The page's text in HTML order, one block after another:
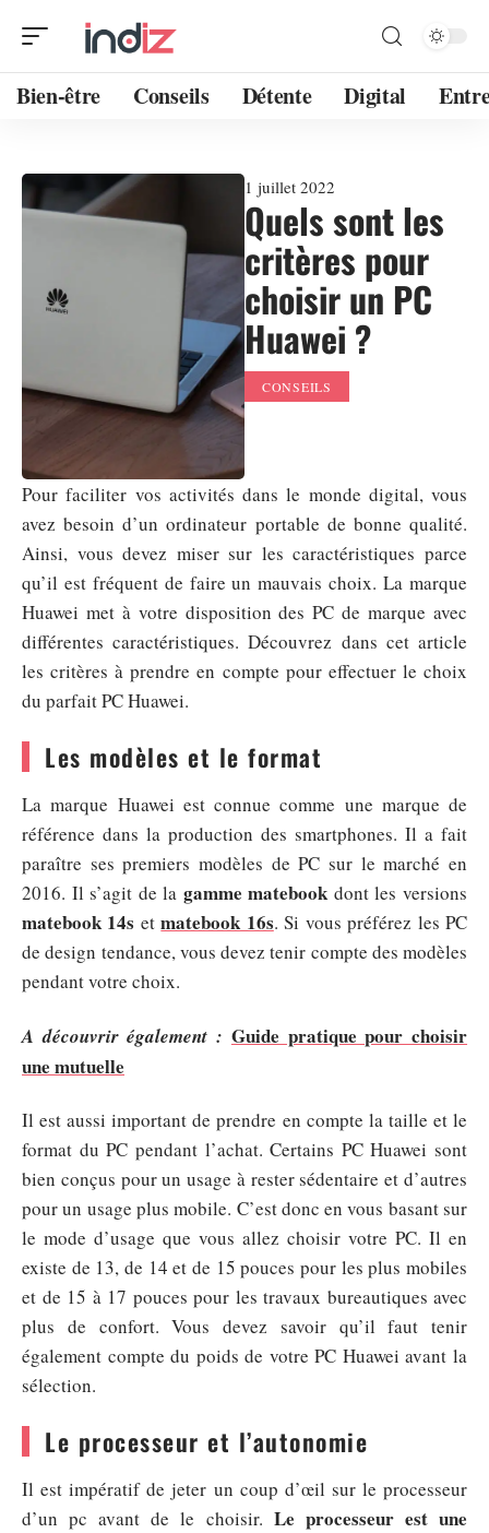
Bien-être Conseils Détente Digital
1 juillet 2022
Quels sont les
critères pour
choisir un PC
Huawei ?
CONSEILS
Pour faciliter vos activités dans le monde digital, vous
avez besoin d’un ordinateur portable de bonne qualité.
Ainsi, vous devez miser sur les caractéristiques parce
qu’il est fréquent de faire un mauvais choix. La marque
Huawei met à votre disposition des PC de marque avec
différentes caractéristiques. Découvrez dans cet article
les critères à prendre en compte pour effectuer le choix
du parfait PC Huawei.
Les modèles et le format
La marque Huawei est connue comme une marque de
référence dans la production des smartphones. Il a fait
paraître ses premiers modèles de PC sur le marché en
2016. Il s’agit de la gamme matebook dont les versions
matebook 14s etmatebook 16s. Si vous préférez les PC
de design tendance, vous devez tenir compte des modèles
pendant votre choix.
A découvrir également : Guide pratique pour choisir
une mutuelle
Il est aussi important de prendre en compte la taille et le
format du PC pendant l’achat. Certains PC Huawei sont
bien conçus pour un usage à rester sédentaire et d’autres
pour un usage plus mobile. C’est donc en vous basant sur
le mode d’usage que vous allez choisir votre PC. Il en
existe de 13, de 14 et de 15 pouces pour les plus mobiles
et de 15 à 17 pouces pour les travaux bureautiques avec
plus de confort. Vous devez savoir qu’il faut tenir
également compte du poids de votre PC Huawei avant la
sélection.
Le processeur et l’autonomie
Il est impératif de jeter un coup d’œil sur le processeur
d’un pc avant de le choisir. Le processeur est une